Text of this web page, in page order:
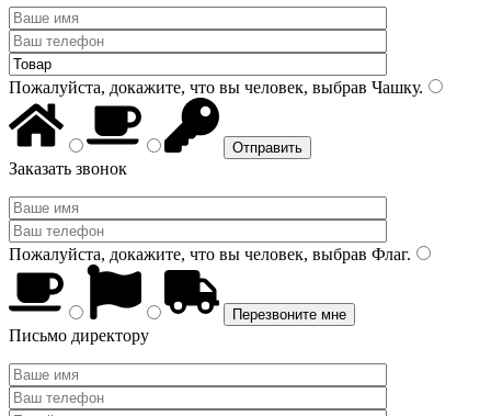
Пожалуйста, докажите, что вы человек, выбрав Чашку.
Заказать звонок
Пожалуйста, докажите, что вы человек, выбрав Флаг.
Письмо директору